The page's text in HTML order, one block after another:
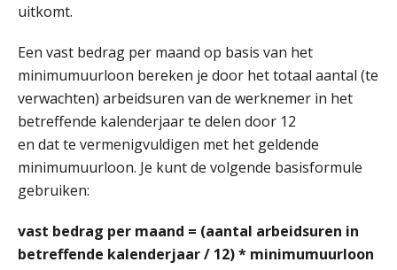
uitkomt.
Een vast bedrag per maand op basis van het
minimumuurloon bereken je door het totaal aantal (te
verwachten) arbeidsuren van de werknemer in het
betreffende kalenderjaar te delen door 12
en dat te vermenigvuldigen met het geldende
minimumuurloon. Je kunt de volgende basisformule
gebruiken:
vast bedrag per maand = (aantal arbeidsuren in
betreffende kalenderjaar / 12) * minimumuurloon
24
24
AUG
Summercourse Update loonheffingen en arbeidsrecht
MOCuitgevers
25
AUG
Summercourse: Kiezen en loslaten & een mindset die kansen ziet en vertrouwen geeft
MOCuitgevers
25
AUG
MOCuitgevers